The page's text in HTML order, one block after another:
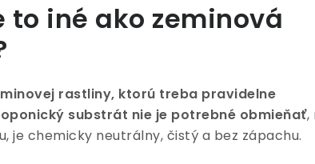
to iné ako zeminová
rastliny, ktorú treba pravidelne
substrát nie je potrebné obmieňať,
je chemicky neutrálny, čistý a bez zápachu.